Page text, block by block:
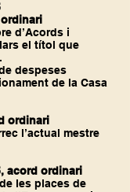
d’Acords i
el títol que
despeses
de la Casa
ordinari
l’actual mestre
acord ordinari
les places de